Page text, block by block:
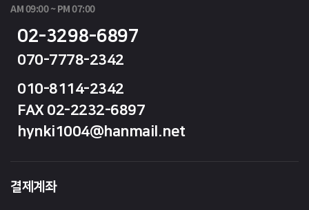
AM 09:00 ~ PM 07:00
02-3298-6897
070-7778-2342
010-8114-2342
FAX 02-2232-6897
hynki1004@hanmail.net
결제계좌